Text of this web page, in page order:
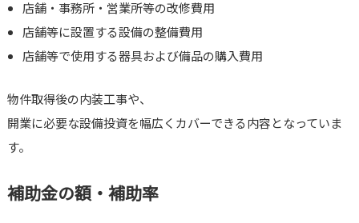
店舗・事務所・営業所等の改修費用
店舗等に設置する設備の整備費用
店舗等で使用する器具および備品の購入費用
物件取得後の内装工事や、
開業に必要な設備投資を幅広くカバーできる内容となっていま
す。
補助金の額・補助率